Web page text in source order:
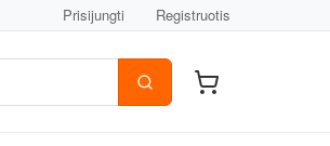
Prisijungti Registruotis